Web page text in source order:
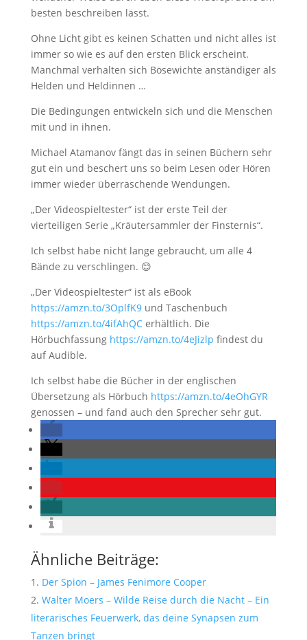
besten beschreiben lässt.
Ohne Licht gibt es keinen Schatten und nicht alles ist
immer so wie es auf den ersten Blick erscheint.
Manchmal verhalten sich Bösewichte anständiger als
Helden und Heldinnen …
Die Bedingungen entwickeln sich und die Menschen
mit und in ihnen.
Michael Atamanov fängt das in seinen Büchern sehr
gut ein und beschert uns so beim Lesen oder Hören
immer wieder überraschende Wendungen.
„Der Videospieltester“ ist der erste Teil der
vierteiligen Serie „Kräutersammler der Finsternis“.
Ich selbst habe nicht lange gebraucht, um alle 4
Bände zu verschlingen. 😊
„Der Videospieltester“ ist als eBook
https://amzn.to/3OplfK9und Taschenbuch
https://amzn.to/4ifAhQCerhältlich. Die
Hörbuchfassung https://amzn.to/4eJizlp findest du
auf Audible.
Ich selbst habe die Bücher in der englischen
Übersetzung als Hörbuch https://amzn.to/4eOhGYR
genossen – und fand auch den Sprecher sehr gut.
Ähnliche Beiträge:
Der Spion – James Fenimore Cooper
Walter Moers – Wilde Reise durch die Nacht – Ein
literarisches Feuerwerk, das deine Synapsen zum
Tanzen bringt